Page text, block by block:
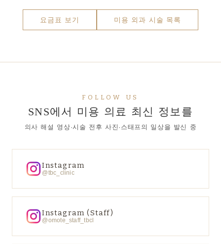
요금표 보기 미용 외과 시술 목록
FOLLOW US
SNS에서 미용 의료 최신 정보를
의사 해설 영상·시술 전후 사진·스태프의 일상을 발신 중
Instagram
@tbc_clinic
Instagram (Staff)
@omote_staff_tbcl